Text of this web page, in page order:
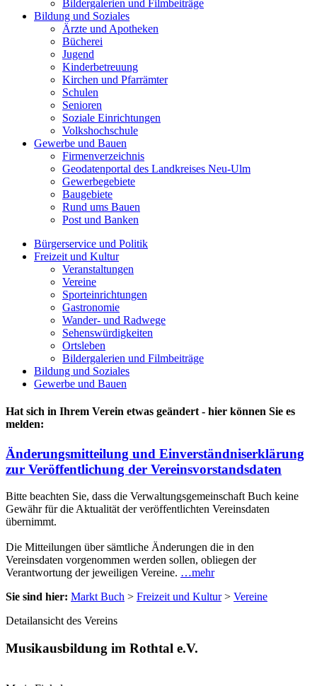
Bildergalerien und Filmbeiträge
Bildung und Soziales
Ärzte und Apotheken
Bücherei
Jugend
Kinderbetreuung
Kirchen und Pfarrämter
Schulen
Senioren
Soziale Einrichtungen
Volkshochschule
Gewerbe und Bauen
Firmenverzeichnis
Geodatenportal des Landkreises Neu-Ulm
Gewerbegebiete
Baugebiete
Rund ums Bauen
Post und Banken
Bürgerservice und Politik
Freizeit und Kultur
Veranstaltungen
Vereine
Sporteinrichtungen
Gastronomie
Wander- und Radwege
Sehenswürdigkeiten
Ortsleben
Bildergalerien und Filmbeiträge
Bildung und Soziales
Gewerbe und Bauen
Hat sich in Ihrem Verein etwas geändert - hier können Sie es
melden:
Änderungsmitteilung und Einverständniserklärung
zur Veröffentlichung der Vereinsvorstandsdaten
Bitte beachten Sie, dass die Verwaltungsgemeinschaft Buch keine
Gewähr für die Aktualität der veröffentlichten Vereinsdaten
übernimmt.
Die Mitteilungen über sämtliche Änderungen die in den
Vereinsdaten vorgenommen werden sollen, obliegen der
Verantwortung der jeweiligen Vereine. …mehr
Sie sind hier: Markt Buch > Freizeit und Kultur> Vereine
Detailansicht des Vereins
Musikausbildung im Rothtal e.V.